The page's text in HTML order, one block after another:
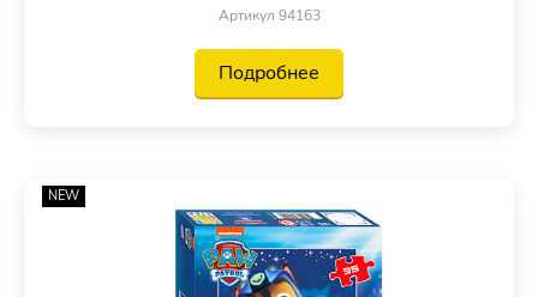
Артикул 94163
Подробнее
NEW